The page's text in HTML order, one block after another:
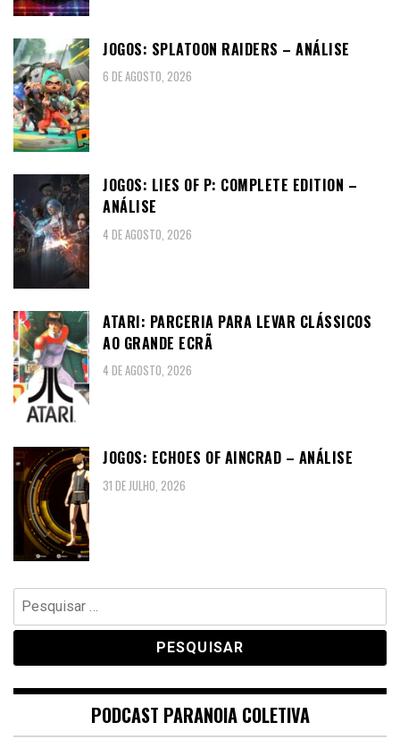
JOGOS: SPLATOON RAIDERS – ANÁLISE
6 DE AGOSTO, 2026
JOGOS: LIES OF P: COMPLETE EDITION –
ANÁLISE
4 DE AGOSTO, 2026
ATARI: PARCERIA PARA LEVAR CLÁSSICOS
AO GRANDE ECRÃ
4 DE AGOSTO, 2026
JOGOS: ECHOES OF AINCRAD – ANÁLISE
31 DE JULHO, 2026
Pesquisar
por:
PODCAST PARANOIA COLETIVA